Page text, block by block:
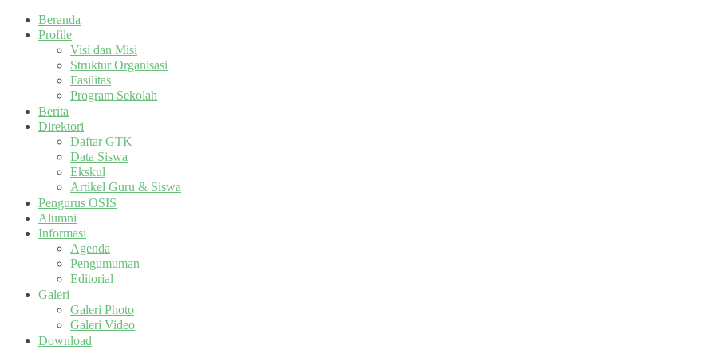
Beranda
Profile
Visi dan Misi
Struktur Organisasi
Fasilitas
Program Sekolah
Berita
Direktori
Daftar GTK
Data Siswa
Ekskul
Artikel Guru & Siswa
Pengurus OSIS
Alumni
Informasi
Agenda
Pengumuman
Editorial
Galeri
Galeri Photo
Galeri Video
Download